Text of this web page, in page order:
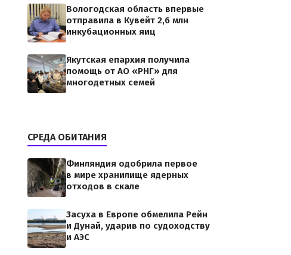
Вологодская область впервые
отправила в Кувейт 2,6 млн
инкубационных яиц
Якутская епархия получила
помощь от АО «РНГ» для
многодетных семей
СРЕДА ОБИТАНИЯ
Финляндия одобрила первое
в мире хранилище ядерных
отходов в скале
Засуха в Европе обмелила Рейн
и Дунай, ударив по судоходству
и АЭС